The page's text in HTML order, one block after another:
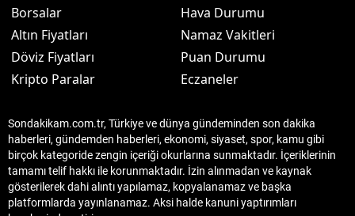
Borsalar
Altın Fiyatları
Döviz Fiyatları
Kripto Paralar
Hava Durumu
Namaz Vakitleri
Puan Durumu
Eczaneler
Sondakikam.com.tr, Türkiye ve dünya gündeminden son dakika
haberleri, gündemden haberleri, ekonomi, siyaset, spor, kamu gibi
birçok kategoride zengin içeriği okurlarına sunmaktadır. İçeriklerinin
tamamı telif hakkı ile korunmaktadır. İzin alınmadan ve kaynak
gösterilerek dahi alıntı yapılamaz, kopyalanamaz ve başka
platformlarda yayınlanamaz. Aksi halde kanuni yaptırımları